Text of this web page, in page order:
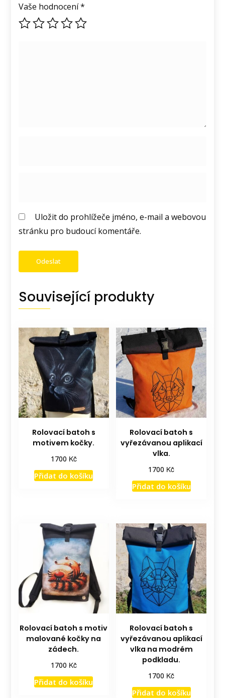
Vaše hodnocení*
Uložit do prohlížeče jméno, e-mail a webovou
stránku pro budoucí komentáře.
Související produkty
Rolovací batoh s
motivem kočky.
1700 Kč
Přidat do košíku
Rolovací batoh s
vyřezávanou aplikací
vlka.
1700 Kč
Přidat do košíku
Rolovací batoh s motiv
malované kočky na
zádech.
1700 Kč
Přidat do košíku
Rolovací batoh s
vyřezávanou aplikací
vlka na modrém
podkladu.
1700 Kč
Přidat do košíku